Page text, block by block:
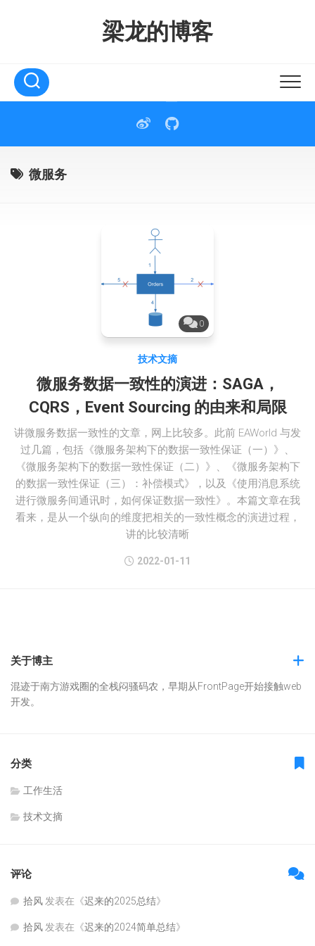
梁龙的博客
微服务
0
技术文摘
微服务数据一致性的演进：SAGA，
CQRS，Event Sourcing 的由来和局限
讲微服务数据一致性的文章，网上比较多。此前 EAWorld 与发
过几篇，包括《微服务架构下的数据一致性保证（一）》、
《微服务架构下的数据一致性保证（二）》、《微服务架构下
的数据一致性保证（三）：补偿模式》，以及《使用消息系统
进行微服务间通讯时，如何保证数据一致性》。本篇文章在我
看来，是从一个纵向的维度把相关的一致性概念的演进过程，
讲的比较清晰
2022-01-11
关于博主
混迹于南方游戏圈的全栈闷骚码农，早期从FrontPage开始接触web
开发。
分类
工作生活
技术文摘
评论
拾风 发表在《迟来的2025总结》
拾风 发表在《迟来的2024简单总结》